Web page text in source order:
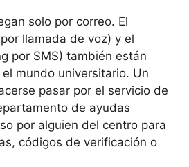
solo por correo. El
llamada de voz) y el
por SMS) también están
mundo universitario. Un
pasar por el servicio de
de ayudas
por alguien del centro para
códigos de verificación o